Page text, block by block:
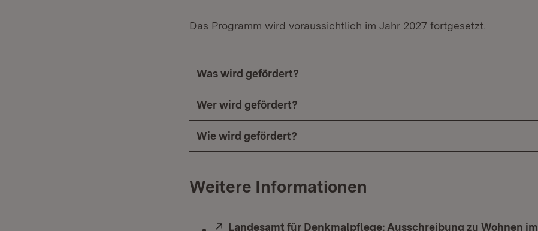
Das Programm wird voraussichtlich im Jahr 2027 fortgesetzt.
Was wird gefördert?
Wer wird gefördert?
Wie wird gefördert?
Weitere Informationen
Extern:
Landesamt für Denkmalpflege: Ausschreibung zu Wohnen im